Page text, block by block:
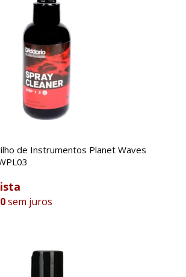
de Instrumentos Planet Waves
sem juros